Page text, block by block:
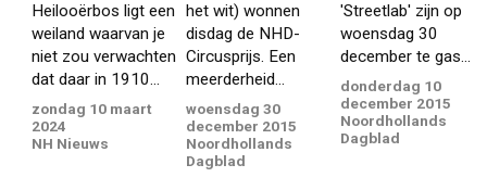
Heilooërbos ligt een
weiland waarvan je
niet zou verwachten
dat daar in 1910...
zondag 10 maart
2024
NH Nieuws
het wit) wonnen
disdag de NHD-
Circusprijs. Een
meerderheid...
woensdag 30
december 2015
Noordhollands
Dagblad
'Streetlab' zijn op
woensdag 30
december te gas...
donderdag 10
december 2015
Noordhollands
Dagblad